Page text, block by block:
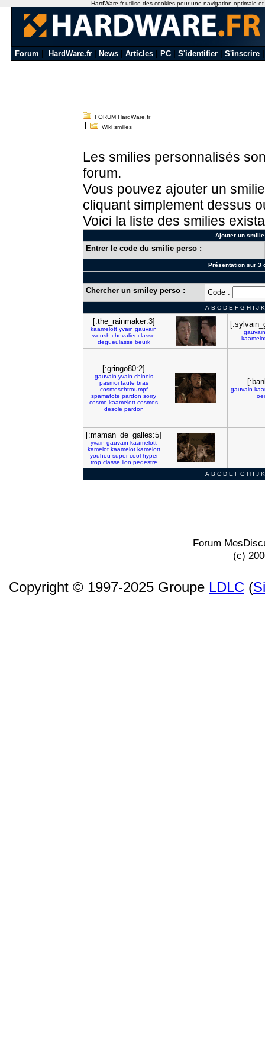
Forum HardWare.fr News Articles PC S'identifier S'inscrire
FORUM HardWare.fr
Wiki smilies
Les smilies personnalisés
forum.
Vous pouvez ajouter un
cliquant simplement dessus
Voici la liste des smilies
Ajouter un
Entrer le code du smilie perso :
Présentation sur 3
Chercher un smiley perso : Code :
A B C D E F G H I J K
[:the_rainmaker:3]
kaamelott yvain gauvain
woosh chevalier classe
degueulasse beurk
gauvain
[:gringo80:2]
gauvain yvain chinois
pasmoi faute bras
cosmoschtroumpf
spamafote pardon sorry
cosmo kaamelott cosmos
desole pardon
gauvain
[:maman_de_galles:5]
yvain gauvain kaamelott
kamelot kaamelot kamelott
youhou super cool hyper
trop classe lion pedestre
A B C D E F G H I J K
Forum
(c)
Copyright © 1997-2025 Groupe LDLC (
HardWare.fr utilise des cookies pour une navigation optimale